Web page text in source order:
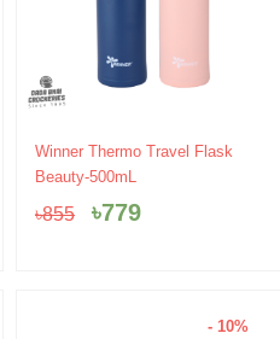
Winner Thermo Travel Flask
Beauty-500mL
৳855
Original
price
৳855.
৳779
Current
৳779.
- 10%